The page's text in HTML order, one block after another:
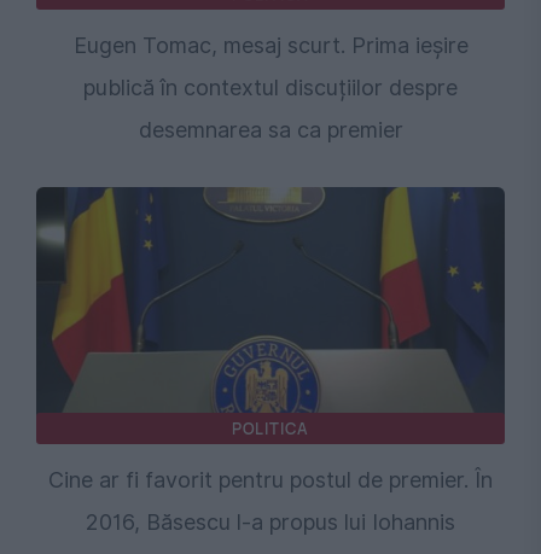
Eugen Tomac, mesaj scurt. Prima ieșire
publică în contextul discuțiilor despre
desemnarea sa ca premier
POLITICA
Cine ar fi favorit pentru postul de premier. În
2016, Băsescu l‑a propus lui Iohannis